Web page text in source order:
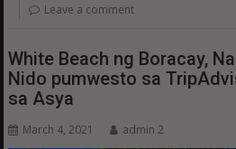
Leave a comment
White Beach ng Boracay,
Nido pumwesto sa
sa Asya
March 4, 2021 admin 2